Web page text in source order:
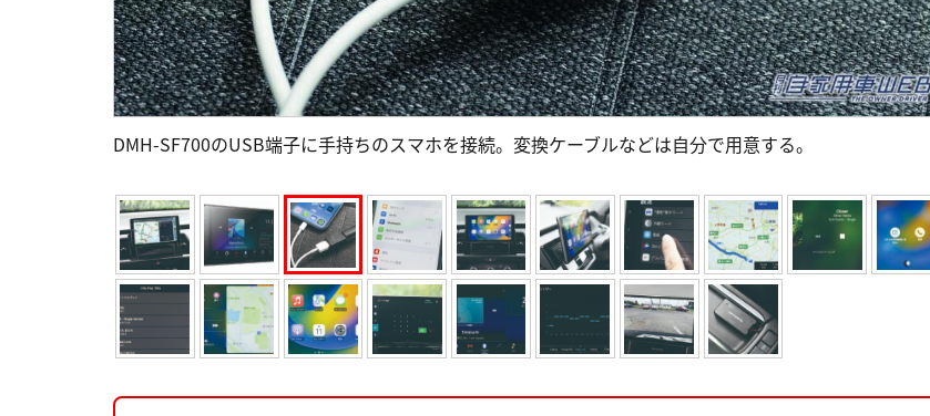
DMH-SF700のUSB端子に手持ちのスマホを接続。変換ケーブルなどは自分で用意する。